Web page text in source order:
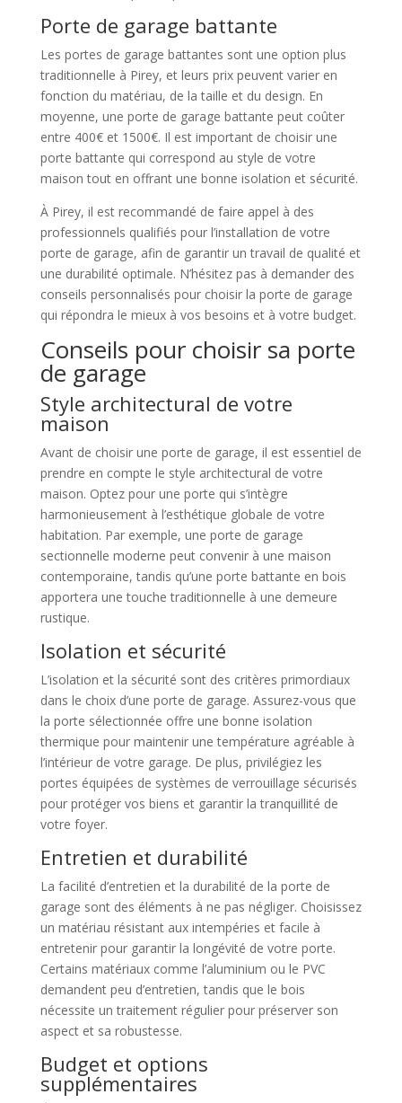
Porte de garage battante
Les portes de garage battantes sont une option plus
traditionnelle à Pirey, et leurs prix peuvent varier en
fonction du matériau, de la taille et du design. En
moyenne, une porte de garage battante peut coûter
entre 400€ et 1500€. Il est important de choisir une
porte battante qui correspond au style de votre
maison tout en offrant une bonne isolation et sécurité.
À Pirey, il est recommandé de faire appel à des
professionnels qualifiés pour l’installation de votre
porte de garage, afin de garantir un travail de qualité et
une durabilité optimale. N’hésitez pas à demander des
conseils personnalisés pour choisir la porte de garage
qui répondra le mieux à vos besoins et à votre budget.
Conseils pour choisir sa porte
de garage
Style architectural de votre
maison
Avant de choisir une porte de garage, il est essentiel de
prendre en compte le style architectural de votre
maison. Optez pour une porte qui s’intègre
harmonieusement à l’esthétique globale de votre
habitation. Par exemple, une porte de garage
sectionnelle moderne peut convenir à une maison
contemporaine, tandis qu’une porte battante en bois
apportera une touche traditionnelle à une demeure
rustique.
Isolation et sécurité
L’isolation et la sécurité sont des critères primordiaux
dans le choix d’une porte de garage. Assurez-vous que
la porte sélectionnée offre une bonne isolation
thermique pour maintenir une température agréable à
l’intérieur de votre garage. De plus, privilégiez les
portes équipées de systèmes de verrouillage sécurisés
pour protéger vos biens et garantir la tranquillité de
votre foyer.
Entretien et durabilité
La facilité d’entretien et la durabilité de la porte de
garage sont des éléments à ne pas négliger. Choisissez
un matériau résistant aux intempéries et facile à
entretenir pour garantir la longévité de votre porte.
Certains matériaux comme l’aluminium ou le PVC
demandent peu d’entretien, tandis que le bois
nécessite un traitement régulier pour préserver son
aspect et sa robustesse.
Budget et options
supplémentaires